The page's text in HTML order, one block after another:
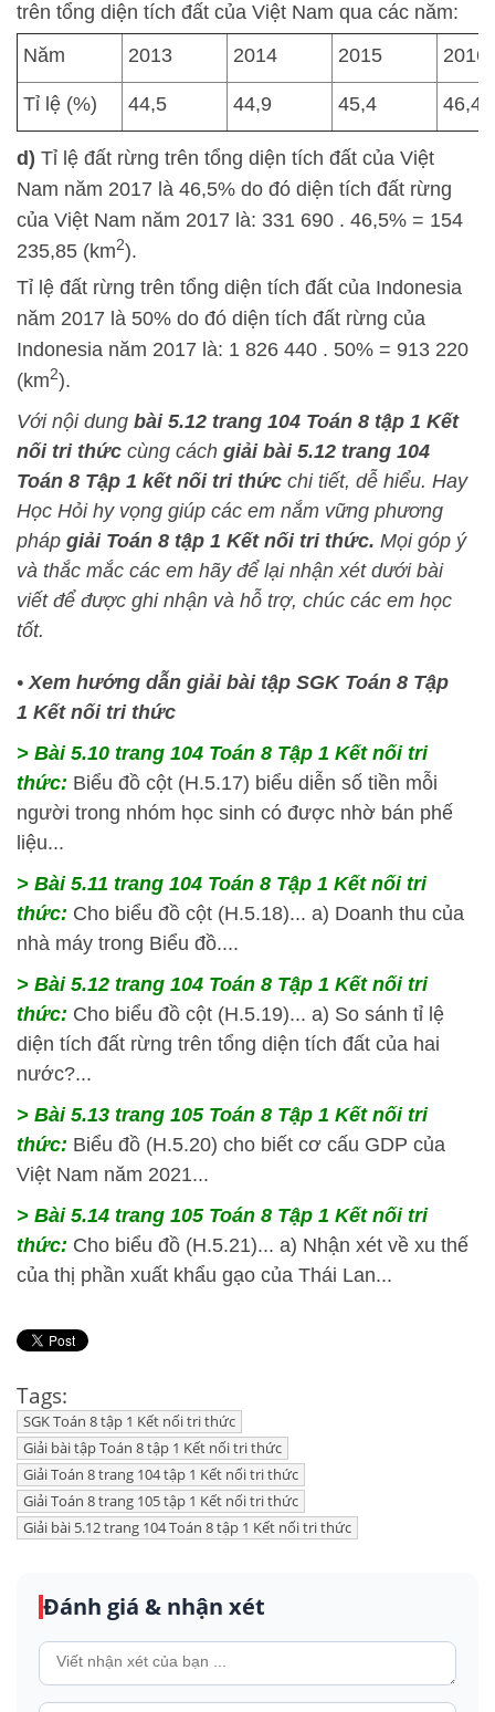
trên tổng diện tích đất của Việt Nam qua các năm:
Năm
2013 2014 2015 2016
Tỉ lệ (%) 44,5 44,9 45,4 46,4
d) Tỉ lệ đất rừng trên tổng diện tích đất của Việt
Nam năm 2017 là 46,5% do đó diện tích đất rừng
của Việt Nam năm 2017 là: 331 690 . 46,5% = 154
235,85 (km2).
Tỉ lệ đất rừng trên tổng diện tích đất của Indonesia
năm 2017 là 50% do đó diện tích đất rừng của
Indonesia năm 2017 là: 1 826 440 . 50% = 913 220
(km2).
Với nội dung bài 5.12 trang 104 Toán 8 tập 1 Kết
nối tri thức cùng cách giải bài 5.12 trang 104
Toán 8 Tập 1 kết nối tri thức chi tiết, dễ hiểu. Hay
Học Hỏihy vọng giúp các em nắm vững phương
pháp giải Toán 8 tập 1 Kết nối tri thức. Mọi góp ý
và thắc mắc các em hãy để lại nhận xét dưới bài
viết để được ghi nhận và hỗ trợ, chúc các em học
tốt.
•Xem hướng dẫn giải bài tập SGK Toán 8 Tập
1 Kết nối tri thức
> Bài 5.10 trang 104 Toán 8 Tập 1 Kết nối tri
thức: Biểu đồ cột (H.5.17) biểu diễn số tiền mỗi
người trong nhóm học sinh có được nhờ bán phế
liệu...
> Bài 5.11 trang 104 Toán 8 Tập 1 Kết nối tri
thức: Cho biểu đồ cột (H.5.18)... a) Doanh thu của
nhà máy trong Biểu đồ....
> Bài 5.12 trang 104 Toán 8 Tập 1 Kết nối tri
thức: Cho biểu đồ cột (H.5.19)... a) So sánh tỉ lệ
diện tích đất rừng trên tổng diện tích đất của hai
nước?...
> Bài 5.13 trang 105 Toán 8 Tập 1 Kết nối tri
thức: Biểu đồ (H.5.20) cho biết cơ cấu GDP của
Việt Nam năm 2021...
> Bài 5.14 trang 105 Toán 8 Tập 1 Kết nối tri
thức: Cho biểu đồ (H.5.21)... a) Nhận xét về xu thế
của thị phần xuất khẩu gạo của Thái Lan...
Tags:
SGK Toán 8 tập 1 Kết nối tri thức
Giải bài tập Toán 8 tập 1 Kết nối tri thức
Giải Toán 8 trang 104 tập 1 Kết nối tri thức
Giải Toán 8 trang 105 tập 1 Kết nối tri thức
Giải bài 5.12 trang 104 Toán 8 tập 1 Kết nối tri thức
Đánh giá & nhận xét